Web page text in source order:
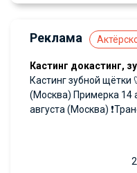
Реклама
Кастинг докастинг,
Кастинг зубной
(Москва) Примерка 14
августа (Москва)